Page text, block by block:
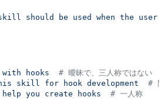
should be used when the user
with hooks
# 曖昧で、三人称ではない
skill for hook development
#
help you create hooks # 一人称